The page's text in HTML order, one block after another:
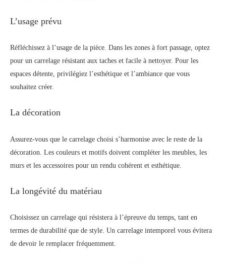
L’usage prévu
Réfléchissez à l’usage de la pièce. Dans les zones à fort passage, optez
pour un carrelage résistant aux taches et facile à nettoyer. Pour les
espaces détente, privilégiez l’esthétique et l’ambiance que vous
souhaitez créer.
La décoration
Assurez-vous que le carrelage choisi s’harmonise avec le reste de la
décoration. Les couleurs et motifs doivent compléter les meubles, les
murs et les accessoires pour un rendu cohérent et esthétique.
La longévité du matériau
Choisissez un carrelage qui résistera à l’épreuve du temps, tant en
termes de durabilité que de style. Un carrelage intemporel vous évitera
de devoir le remplacer fréquemment.